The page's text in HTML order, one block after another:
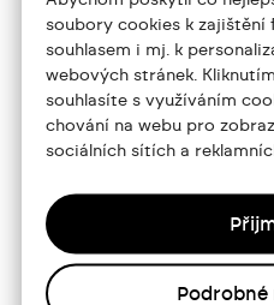
soubory cookies k zajištění
souhlasem i mj. k
webových stránek.
souhlasíte s využíváním
chování na webu pro
sociálních sítích a
Podrobné
O